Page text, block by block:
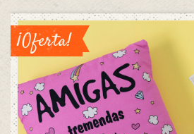
¡Oferta!